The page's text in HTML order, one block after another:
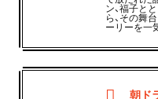
ン、福子と
ら、その舞
ーリーを一
朝ド